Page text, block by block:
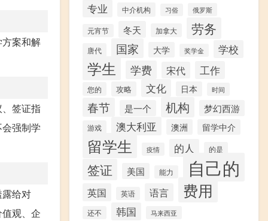
案和解
签证指
强制学
给对
观、企
专业 中介机构 习俗 俄罗斯
元宵节 冬天 加拿大 劳务
唐代 国家 大学 奖学金 学校
学生 学费 宋代 工作
您的 攻略 文化 日本 时间
春节 是一个 机构 梦幻西游
游戏 澳大利亚 澳洲 留学中介
留学生 疫情 的人 的是
签证 美国 能力 自己的
英国 英语 语言 费用
还不 韩国 马来西亚